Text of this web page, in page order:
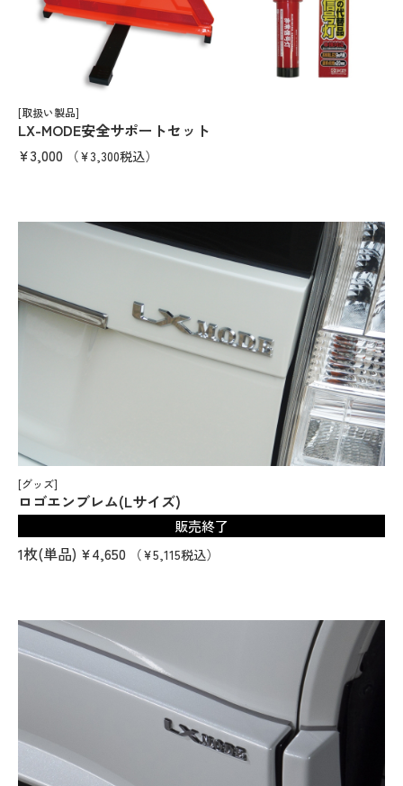
[取扱い製品]
LX-MODE安全サポートセット
¥3,000
（¥3,300税込）
[グッズ]
ロゴエンブレム(Lサイズ)
販売終了
1枚(単品) ¥4,650 （¥5,115税込）